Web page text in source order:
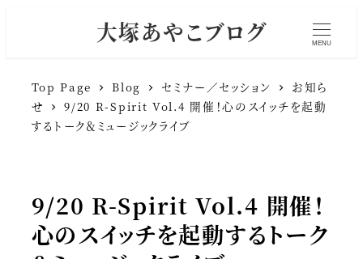
大塚あやこブログ MENU
Top Page Blog セミナー／セッション
お知ら
せ
9/20 R-Spirit Vol.4 開催！心のスイッチを起動
するトーク＆ミュージックライブ
9/20 R-Spirit Vol.4 開催！
心のスイッチを起動するトーク